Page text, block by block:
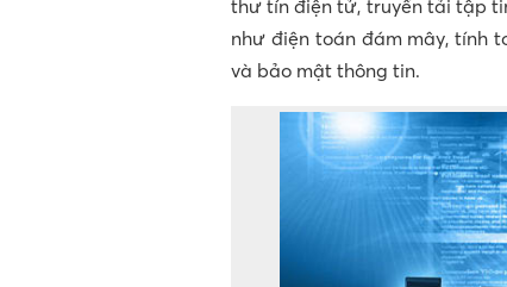
thư tín điện tử, truyền tải tập
như điện toán đám mây, tính
và bảo mật thông tin.